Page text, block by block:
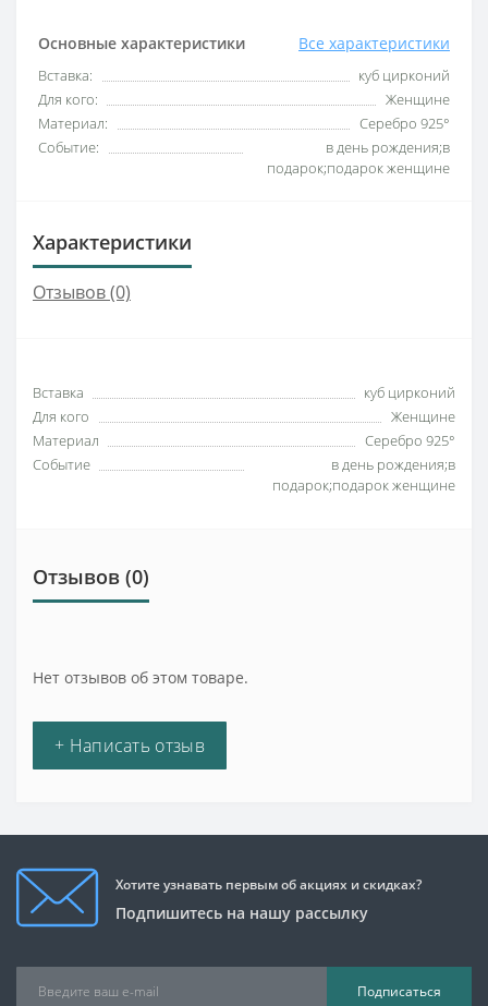
Основные характеристики Все характеристики
Вставка:
куб цирконий
Для кого:
Женщине
Материал:
Серебро 925°
Событие:
в день рождения;в
подарок;подарок женщине
Характеристики
Отзывов (0)
Вставка
куб цирконий
Для кого
Женщине
Материал
Серебро 925°
Событие
в день рождения;в
подарок;подарок женщине
Отзывов (0)
Нет отзывов об этом товаре.
+ Написать отзыв
Хотите узнавать первым об акциях и скидках?
Подпишитесь на нашу рассылку
Подписаться